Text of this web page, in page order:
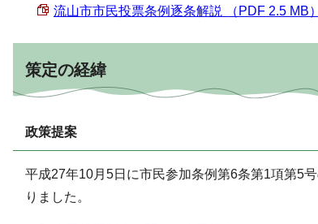
流山市市民投票条例逐条解説 （PDF 2.5 MB）
策定の経緯
政策提案
平成27年10月5日に市民参加条例第6条第1項第5
りました。